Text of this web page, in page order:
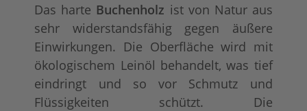
Das harte Buchenholz ist von Natur aus
sehr widerstandsfähig gegen äußere
Einwirkungen. Die Oberfläche wird mit
ökologischem Leinöl behandelt, was tief
eindringt und so vor Schmutz und
Flüssigkeiten schützt. Die